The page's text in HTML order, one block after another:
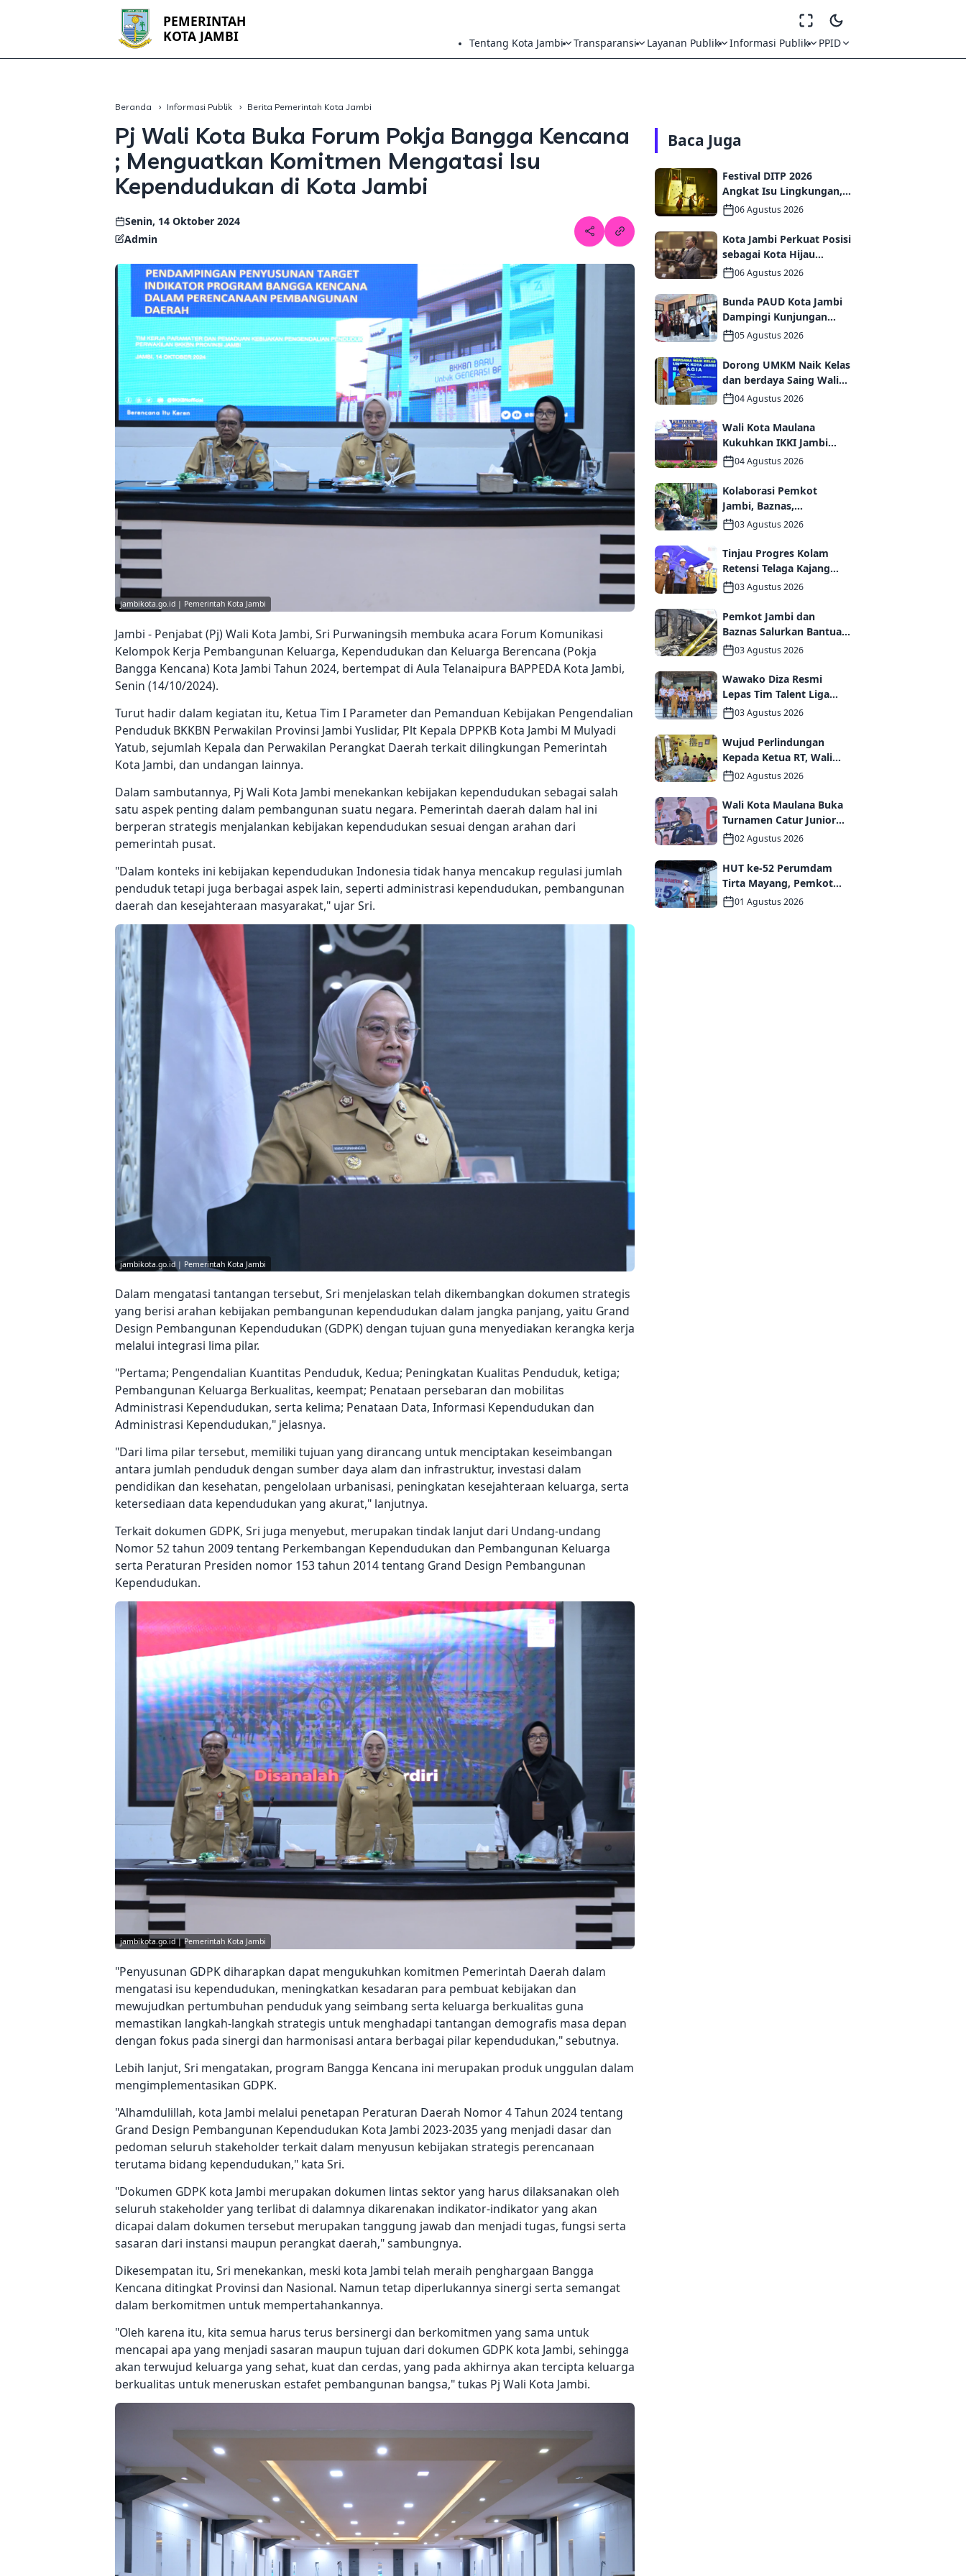
PEMERINTAH
KOTA JAMBI
Tentang Kota Jambi Transparansi Layanan Publik Informasi Publik PPID
Beranda Informasi Publik Berita Pemerintah Kota Jambi
Pj Wali Kota Buka Forum Pokja Bangga Kencana
; Menguatkan Komitmen Mengatasi Isu
Kependudukan di Kota Jambi
Senin, 14 Oktober 2024
Admin
jambikota.go.id | Pemerintah Kota Jambi
Jambi - Penjabat (Pj) Wali Kota Jambi, Sri Purwaningsih membuka acara Forum Komunikasi
Kelompok Kerja Pembangunan Keluarga, Kependudukan dan Keluarga Berencana (Pokja
Bangga Kencana) Kota Jambi Tahun 2024, bertempat di Aula Telanaipura BAPPEDA Kota Jambi,
Senin (14/10/2024).
Turut hadir dalam kegiatan itu, Ketua Tim I Parameter dan Pemanduan Kebijakan Pengendalian
Penduduk BKKBN Perwakilan Provinsi Jambi Yuslidar, Plt Kepala DPPKB Kota Jambi M Mulyadi
Yatub, sejumlah Kepala dan Perwakilan Perangkat Daerah terkait dilingkungan Pemerintah
Kota Jambi, dan undangan lainnya.
Dalam sambutannya, Pj Wali Kota Jambi menekankan kebijakan kependudukan sebagai salah
satu aspek penting dalam pembangunan suatu negara. Pemerintah daerah dalam hal ini
berperan strategis menjalankan kebijakan kependudukan sesuai dengan arahan dari
pemerintah pusat.
"Dalam konteks ini kebijakan kependudukan Indonesia tidak hanya mencakup regulasi jumlah
penduduk tetapi juga berbagai aspek lain, seperti administrasi kependudukan, pembangunan
daerah dan kesejahteraan masyarakat," ujar Sri.
jambikota.go.id | Pemerintah Kota Jambi
Dalam mengatasi tantangan tersebut, Sri menjelaskan telah dikembangkan dokumen strategis
yang berisi arahan kebijakan pembangunan kependudukan dalam jangka panjang, yaitu Grand
Design Pembangunan Kependudukan (GDPK) dengan tujuan guna menyediakan kerangka kerja
melalui integrasi lima pilar.
"Pertama; Pengendalian Kuantitas Penduduk, Kedua; Peningkatan Kualitas Penduduk, ketiga;
Pembangunan Keluarga Berkualitas, keempat; Penataan persebaran dan mobilitas
Administrasi Kependudukan, serta kelima; Penataan Data, Informasi Kependudukan dan
Administrasi Kependudukan," jelasnya.
"Dari lima pilar tersebut, memiliki tujuan yang dirancang untuk menciptakan keseimbangan
antara jumlah penduduk dengan sumber daya alam dan infrastruktur, investasi dalam
pendidikan dan kesehatan, pengelolaan urbanisasi, peningkatan kesejahteraan keluarga, serta
ketersediaan data kependudukan yang akurat," lanjutnya.
Terkait dokumen GDPK, Sri juga menyebut, merupakan tindak lanjut dari Undang-undang
Nomor 52 tahun 2009 tentang Perkembangan Kependudukan dan Pembangunan Keluarga
serta Peraturan Presiden nomor 153 tahun 2014 tentang Grand Design Pembangunan
Kependudukan.
jambikota.go.id | Pemerintah Kota Jambi
"Penyusunan GDPK diharapkan dapat mengukuhkan komitmen Pemerintah Daerah dalam
mengatasi isu kependudukan, meningkatkan kesadaran para pembuat kebijakan dan
mewujudkan pertumbuhan penduduk yang seimbang serta keluarga berkualitas guna
memastikan langkah-langkah strategis untuk menghadapi tantangan demografis masa depan
dengan fokus pada sinergi dan harmonisasi antara berbagai pilar kependudukan," sebutnya.
Lebih lanjut, Sri mengatakan, program Bangga Kencana ini merupakan produk unggulan dalam
mengimplementasikan GDPK.
"Alhamdulillah, kota Jambi melalui penetapan Peraturan Daerah Nomor 4 Tahun 2024 tentang
Grand Design Pembangunan Kependudukan Kota Jambi 2023-2035 yang menjadi dasar dan
pedoman seluruh stakeholder terkait dalam menyusun kebijakan strategis perencanaan
terutama bidang kependudukan," kata Sri.
"Dokumen GDPK kota Jambi merupakan dokumen lintas sektor yang harus dilaksanakan oleh
seluruh stakeholder yang terlibat di dalamnya dikarenakan indikator-indikator yang akan
dicapai dalam dokumen tersebut merupakan tanggung jawab dan menjadi tugas, fungsi serta
sasaran dari instansi maupun perangkat daerah," sambungnya.
Dikesempatan itu, Sri menekankan, meski kota Jambi telah meraih penghargaan Bangga
Kencana ditingkat Provinsi dan Nasional. Namun tetap diperlukannya sinergi serta semangat
dalam berkomitmen untuk mempertahankannya.
"Oleh karena itu, kita semua harus terus bersinergi dan berkomitmen yang sama untuk
mencapai apa yang menjadi sasaran maupun tujuan dari dokumen GDPK kota Jambi, sehingga
akan terwujud keluarga yang sehat, kuat dan cerdas, yang pada akhirnya akan tercipta keluarga
berkualitas untuk meneruskan estafet pembangunan bangsa," tukas Pj Wali Kota Jambi.
Baca Juga
Festival DITP 2026
Angkat Isu Lingkungan,
Wawako Diza Apresiasi
Karya Seniman Jambi
06 Agustus 2026
Kota Jambi Perkuat Posisi
sebagai Kota Hijau
Melalui Forum
GCMC 2026
06 Agustus 2026
Bunda PAUD Kota Jambi
Dampingi Kunjungan
Kemendikdasmen,
Perkuat Kolaborasi
Wujudkan PAUD
Berkualitas dan Generasi
Emas 2045
05 Agustus 2026
Dorong UMKM Naik Kelas
dan berdaya Saing Wali
Kota Maulana kukuhkan
Binaan
04 Agustus 2026
Wali Kota Maulana
Kukuhkan IKKI Jambi
Periode 2026–2031,
Perkuat Persaudaraan
dan Kolaborasi dalam
Keberagaman
04 Agustus 2026
Kolaborasi Pemkot
Jambi, Baznas,
Pegadaian, dan Lapas
Huni bagi Warga Kurang
Mampu
03 Agustus 2026
Tinjau Progres Kolam
Retensi Telaga Kajang
Lako, Wali Kota Maulana
dan Komisi V DPR RI
Optimistis Kota Jambi
Semakin Dekat Bebas
Banjir
03 Agustus 2026
Pemkot Jambi dan
Baznas Salurkan Bantuan
Tanggap Darurat bagi
Asrama Polda Jambi
03 Agustus 2026
Wawako Diza Resmi
Lepas Tim Talent Liga
TopSkor Jambi Menuju
Panggung Nasional
03 Agustus 2026
Wujud Perlindungan
Kepada Ketua RT, Wali
Kota Maulana Bertakziah
Jaminan Kematian
kepada Ahli Waris
02 Agustus 2026
Wali Kota Maulana Buka
Turnamen Catur Junior
2026, Pemkot Jambi
Siapkan Fasilitas
Olahraga Baru untuk
Anak Muda Kota Jambi
02 Agustus 2026
HUT ke-52 Perumdam
Tirta Mayang, Pemkot
Jambi Dorong Percepatan
01 Agustus 2026